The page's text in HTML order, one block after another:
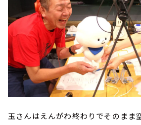
玉さんはえんがわ終わりでそのまま